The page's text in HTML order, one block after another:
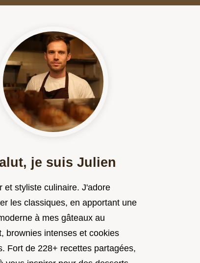
je suis Julien
et styliste culinaire. J'adore
les classiques, en apportant une
à mes gâteaux au
brownies intenses et cookies
Fort de 228+ recettes partagées,